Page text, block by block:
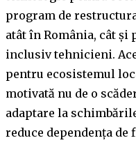
program de
atât în România, cât
inclusiv tehnicieni.
pentru ecosistemul
motivată nu de o
adaptare la
reduce dependența